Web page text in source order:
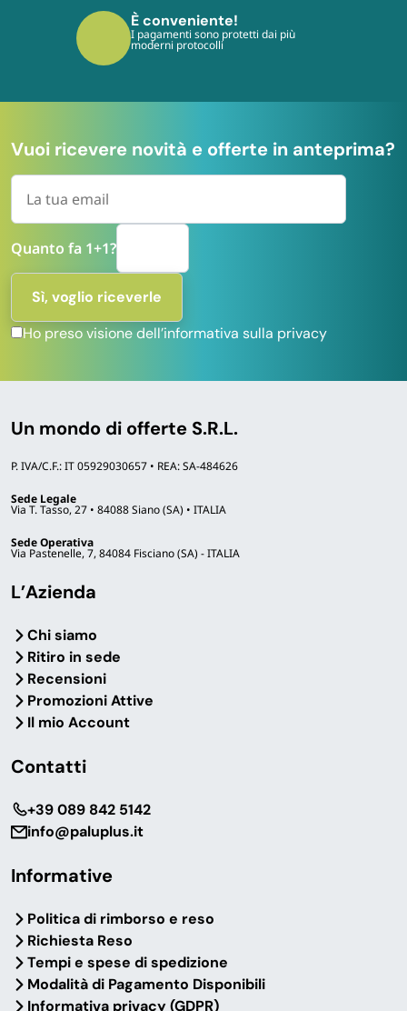
È veloce!
Consegniamo in tempi rapidi e veloci
dall’ordine
Vuoi ricevere novità e offerte in anteprima?
Quanto fa 1+1?
Ho preso visione dell’informativa sulla privacy
Un mondo di offerte S.R.L.
P. IVA/C.F.: IT 05929030657 • REA: SA-484626
Sede Legale
Via T. Tasso, 27 • 84088 Siano (SA) • ITALIA
Sede Operativa
Via Pastenelle, 7, 84084 Fisciano (SA) - ITALIA
L’Azienda
Chi siamo
Ritiro in sede
Recensioni
Promozioni Attive
Il mio Account
Contatti
‎+39 089 842 5142
info@paluplus.it
Informative
Politica di rimborso e reso
Richiesta Reso
Tempi e spese di spedizione
Modalità di Pagamento Disponibili
Informativa privacy (GDPR)